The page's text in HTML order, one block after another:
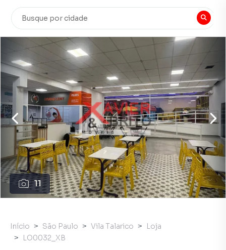
11
Início São Paulo Vila Talarico
Loja
LO0032_XB